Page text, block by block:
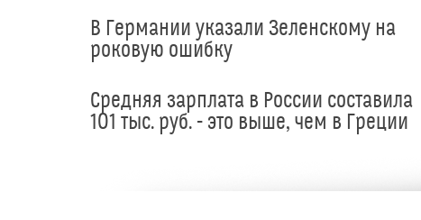
В Германии указали Зеленскому на
роковую ошибку
Средняя зарплата в России составила
101 тыс. руб. - это выше, чем в Греции